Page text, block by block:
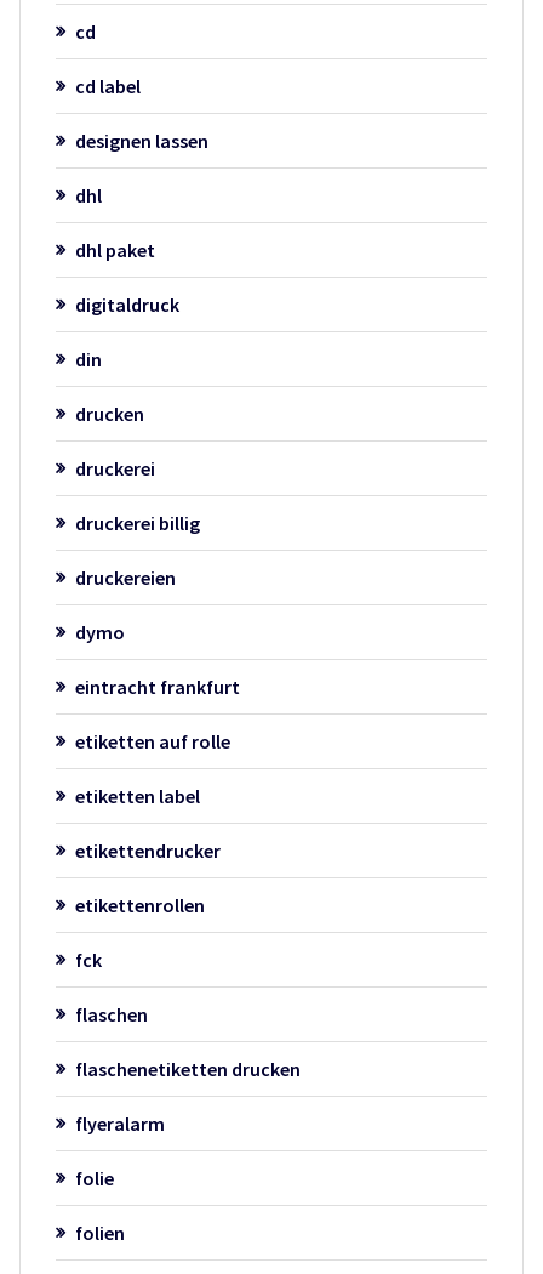
cd
cd label
designen lassen
dhl
dhl paket
digitaldruck
din
drucken
druckerei
druckerei billig
druckereien
dymo
eintracht frankfurt
etiketten auf rolle
etiketten label
etikettendrucker
etikettenrollen
fck
flaschen
flaschenetiketten drucken
flyeralarm
folie
folien